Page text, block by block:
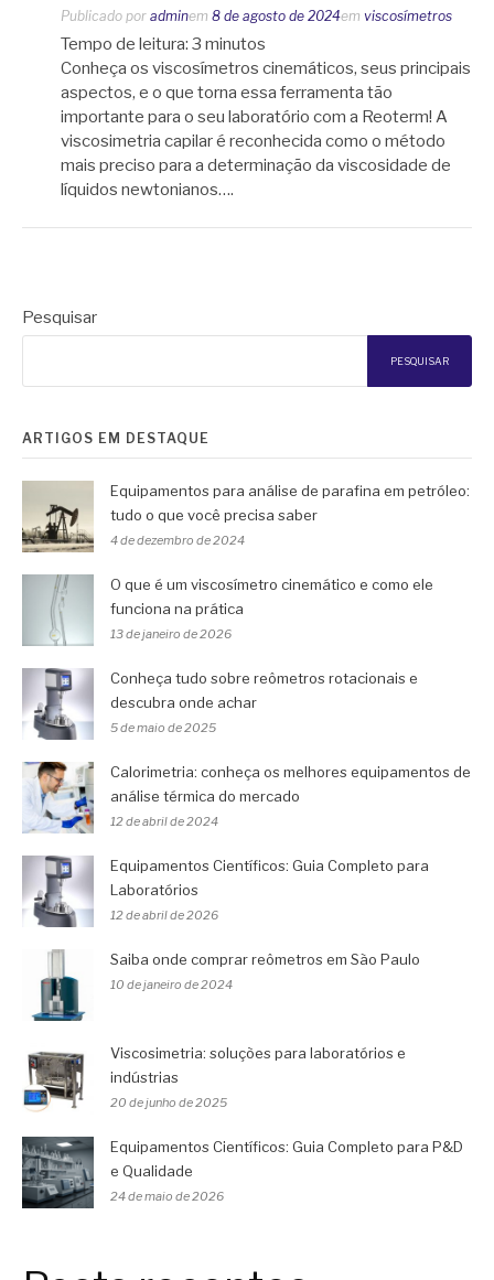
Publicado por adminem 8 de agosto de 2024em viscosímetros
Tempo de leitura: 3 minutos
Conheça os viscosímetros cinemáticos, seus principais
aspectos, e o que torna essa ferramenta tão
importante para o seu laboratório com a Reoterm! A
viscosimetria capilar é reconhecida como o método
mais preciso para a determinação da viscosidade de
líquidos newtonianos….
Pesquisar
PESQUISAR
ARTIGOS EM DESTAQUE
Equipamentos para análise de parafina em petróleo:
tudo o que você precisa saber
4 de dezembro de 2024
O que é um viscosímetro cinemático e como ele
funciona na prática
13 de janeiro de 2026
Conheça tudo sobre reômetros rotacionais e
descubra onde achar
5 de maio de 2025
Calorimetria: conheça os melhores equipamentos de
análise térmica do mercado
12 de abril de 2024
Equipamentos Científicos: Guia Completo para
Laboratórios
12 de abril de 2026
Saiba onde comprar reômetros em São Paulo
10 de janeiro de 2024
Viscosimetria: soluções para laboratórios e
indústrias
20 de junho de 2025
Equipamentos Científicos: Guia Completo para P&D
e Qualidade
24 de maio de 2026